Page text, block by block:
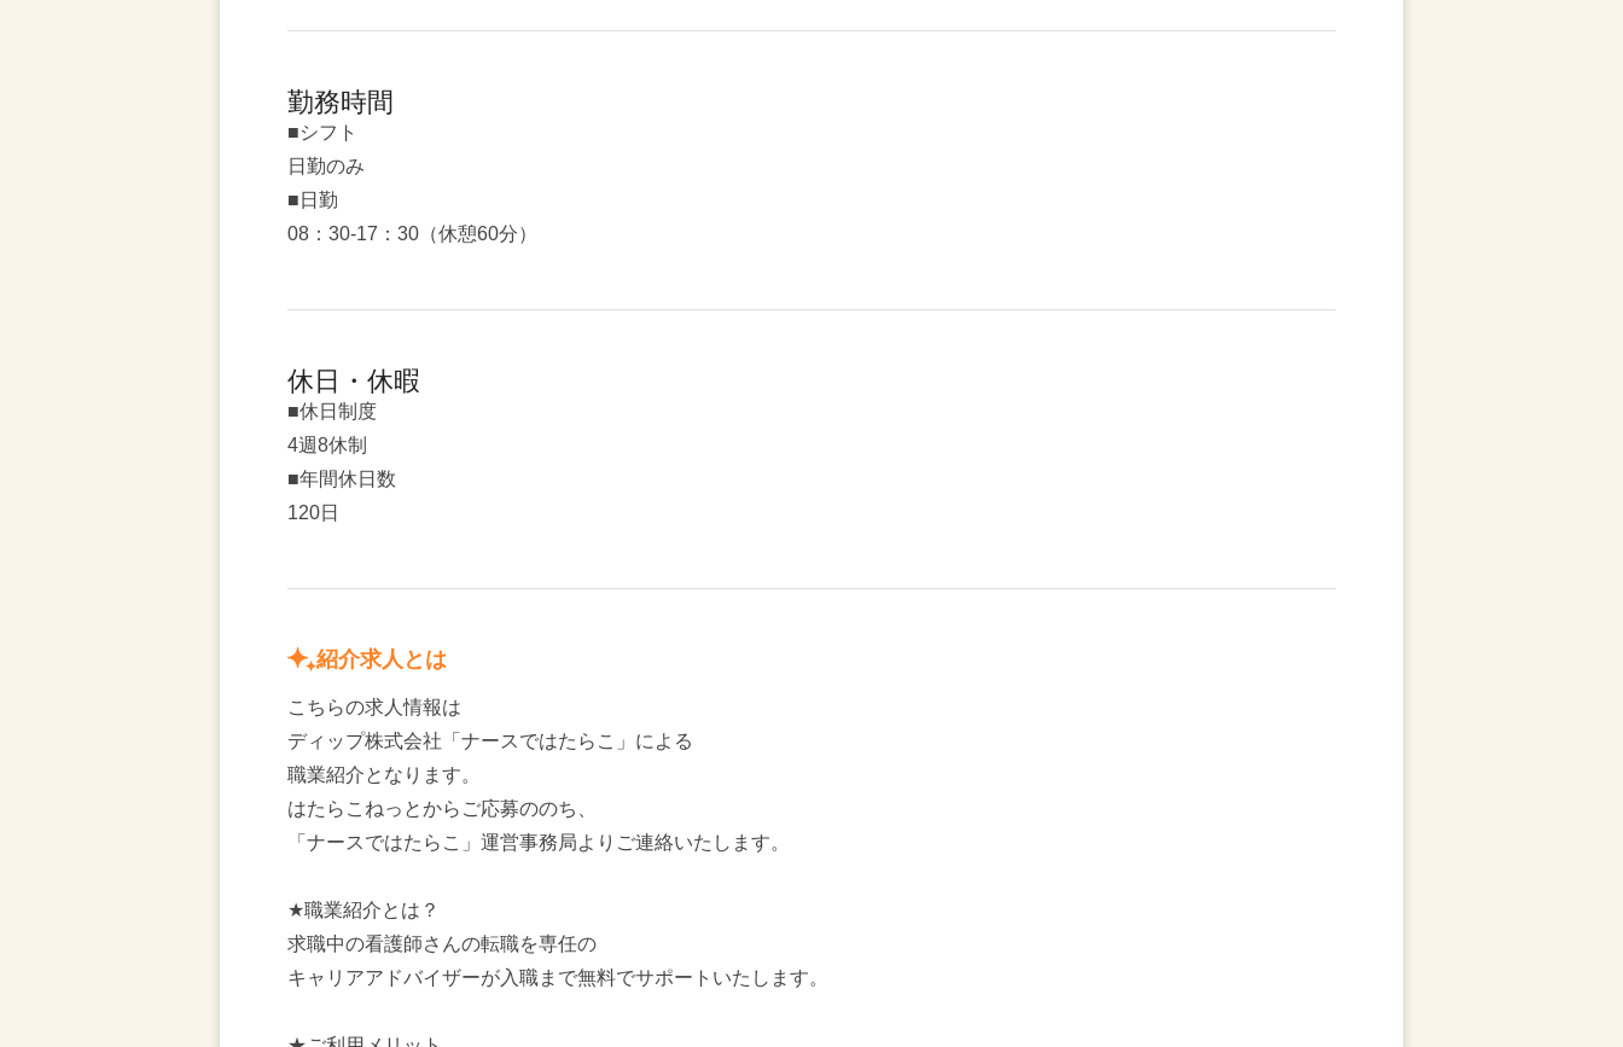
勤務時間
■シフト
日勤のみ
■日勤
08：30-17：30（休憩60分）
休日・休暇
■休日制度
4週8休制
■年間休日数
120日
紹介求人とは
こちらの求人情報は
ディップ株式会社「ナースではたらこ」による
職業紹介となります。
はたらこねっとからご応募ののち、
「ナースではたらこ」運営事務局よりご連絡いたします。
★職業紹介とは？
求職中の看護師さんの転職を専任の
キャリアアドバイザーが入職まで無料でサポートいたします。